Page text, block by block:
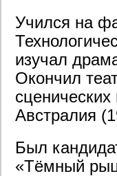
Учился на
изучал
Окончил
Австралия
Был
«Тёмный